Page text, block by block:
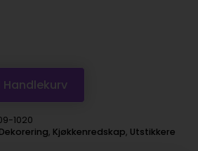
Handlekurv
1020
, Kjøkkenredskap, Utstikkere